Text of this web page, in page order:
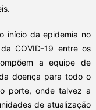
início da epidemia no
COVID-19 entre os
a equipe de
doença para todo o
porte, onde talvez a
de atualização